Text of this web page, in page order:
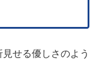
せる優しさのよう